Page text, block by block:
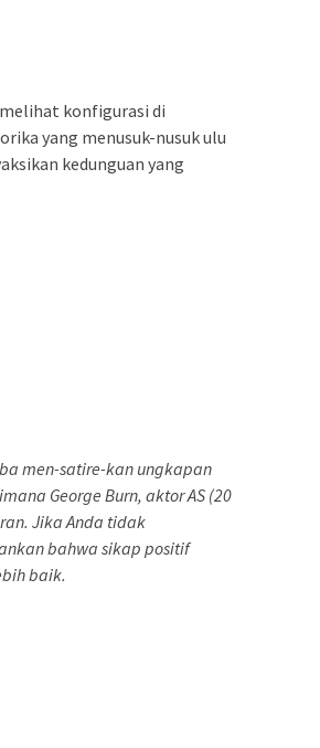
konfigurasi di
yang menusuk-nusuk ulu
kedunguan yang
men-satire-kan ungkapan
George Burn, aktor AS (20
Jika Anda tidak
bahwa sikap positif
baik.